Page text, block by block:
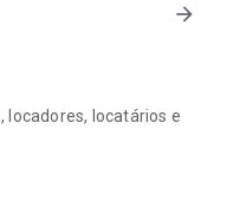
arrow_forward
locadores, locatários e